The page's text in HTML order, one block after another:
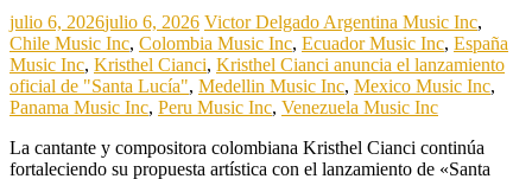
julio 6, 2026julio 6, 2026 Victor Delgado Argentina Music Inc,
Chile Music Inc, Colombia Music Inc, Ecuador Music Inc, España
Music Inc, Kristhel Cianci, Kristhel Cianci anuncia el lanzamiento
oficial de "Santa Lucía", Medellin Music Inc, Mexico Music Inc,
Panama Music Inc, Peru Music Inc, Venezuela Music Inc
La cantante y compositora colombiana Kristhel Cianci continúa
fortaleciendo su propuesta artística con el lanzamiento de «Santa